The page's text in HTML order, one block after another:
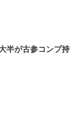
半が古参コンプ持